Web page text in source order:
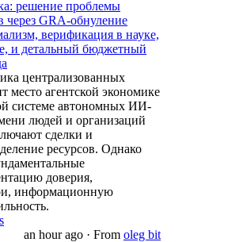
решение проблемы
через GRA-обнуление
верификация в науке,
и детальный бюджетный
централизованных
место агентской экономике
системе автономных ИИ-
людей и организаций
сделки и
ресурсов. Однако
доверия,
информационную
an hour ago · From oleg bit